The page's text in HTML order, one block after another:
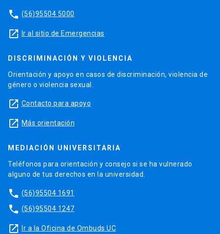
phone (56)95504 5000
launch Ir al sitio de Emergencias
DISCRIMINACIÓN Y VIOLENCIA
Orientación y apoyo en casos de discriminación, violencia de
género o violencia sexual.
launch Contacto para apoyo
launch Más orientación
MEDIACIÓN UNIVERSITARIA
Teléfonos para orientación y consejo si se ha vulnerado
alguno de tus derechos en la universidad.
phone (56)95504 1691
phone (56)95504 1247
launch Ir a la Oficina de Ombuds UC